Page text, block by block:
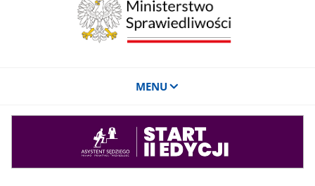
MENU